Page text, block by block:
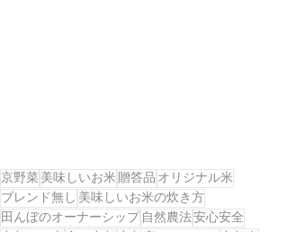
京野菜 美味しいお米贈答品 オリジナル米
ブレンド無し 美味しいお米の炊き方
田んぼのオーナーシップ 自然農法安心安全